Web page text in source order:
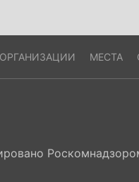
ОРГАНИЗАЦИИ МЕСТА